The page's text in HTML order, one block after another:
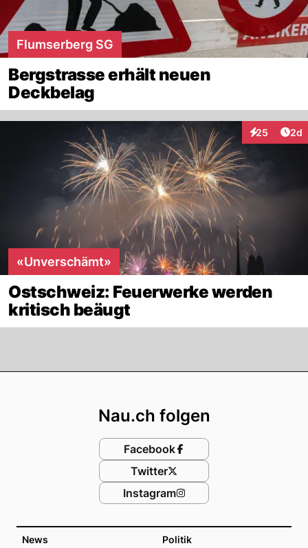
Flumserberg SG
Bergstrasse erhält neuen
Deckbelag
25
Interaktionen
2d
«Unverschämt»
Ostschweiz: Feuerwerke werden
kritisch beäugt
News Politik
Nau.ch folgen
Facebook
Twitter
Instagram